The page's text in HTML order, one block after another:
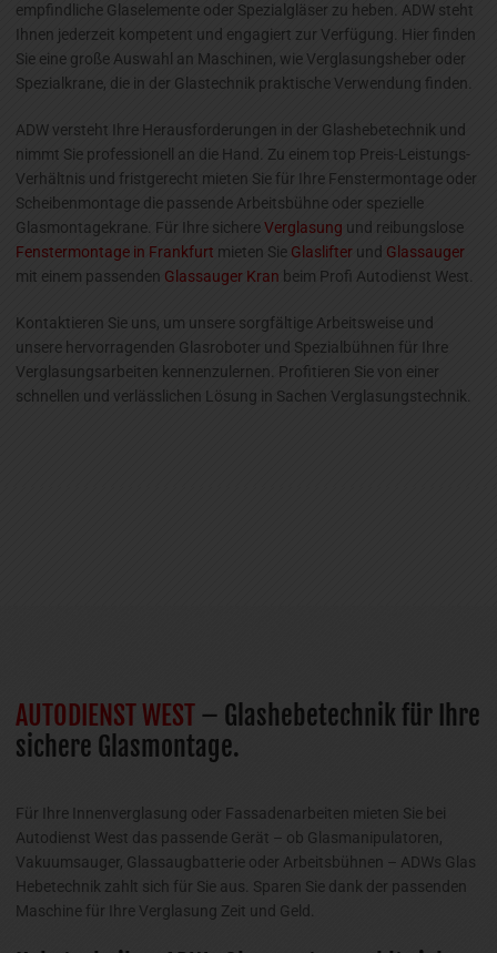
empfindliche Glaselemente oder Spezialgläser zu heben. ADW steht
Ihnen jederzeit kompetent und engagiert zur Verfügung. Hier finden
Sie eine große Auswahl an Maschinen, wie Verglasungsheber oder
Spezialkrane, die in der Glastechnik praktische Verwendung finden.
ADW versteht Ihre Herausforderungen in der Glashebetechnik und
nimmt Sie professionell an die Hand. Zu einem top Preis-Leistungs-
Verhältnis und fristgerecht mieten Sie für Ihre Fenstermontage oder
Scheibenmontage die passende Arbeitsbühne oder spezielle
Glasmontagekrane. Für Ihre sichereVerglasung und reibungslose
Fenstermontage in Frankfurt mieten Sie Glaslifter und Glassauger
mit einem passenden Glassauger Kran beim Profi Autodienst West.
Kontaktieren Sie uns, um unsere sorgfältige Arbeitsweise und
unsere hervorragenden Glasroboter und Spezialbühnen für Ihre
Verglasungsarbeiten kennenzulernen. Profitieren Sie von einer
schnellen und verlässlichen Lösung in Sachen Verglasungstechnik.
AUTODIENST WEST – Glashebetechnik für Ihre
sichere Glasmontage.
Für Ihre Innenverglasung oder Fassadenarbeiten mieten Sie bei
Autodienst West das passende Gerät – ob Glasmanipulatoren,
Vakuumsauger, Glassaugbatterie oder Arbeitsbühnen – ADWs Glas
Hebetechnik zahlt sich für Sie aus. Sparen Sie dank der passenden
Maschine für Ihre Verglasung Zeit und Geld.